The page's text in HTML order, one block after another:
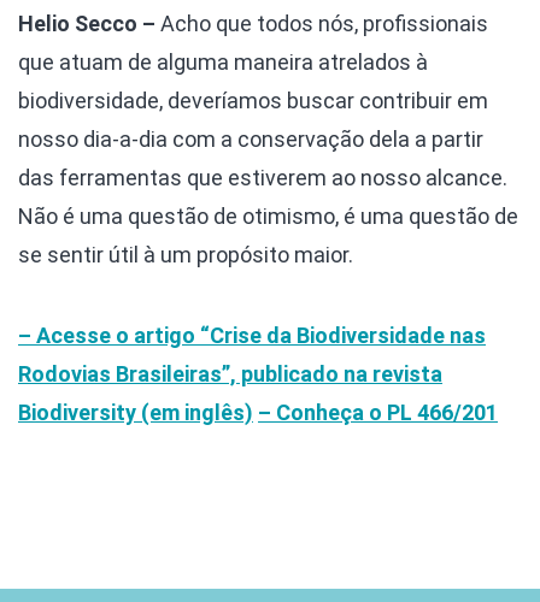
Helio Secco – Acho que todos nós, profissionais
que atuam de alguma maneira atrelados à
biodiversidade, deveríamos buscar contribuir em
nosso dia-a-dia com a conservação dela a partir
das ferramentas que estiverem ao nosso alcance.
Não é uma questão de otimismo, é uma questão de
se sentir útil à um propósito maior.
– Acesse o artigo “Crise da Biodiversidade nas
Rodovias Brasileiras”, publicado na revista
Biodiversity (em inglês) – Conheça o PL 466/201